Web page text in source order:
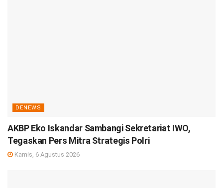
DENEWS
AKBP Eko Iskandar Sambangi Sekretariat IWO,
Tegaskan Pers Mitra Strategis Polri
Kamis, 6 Agustus 2026